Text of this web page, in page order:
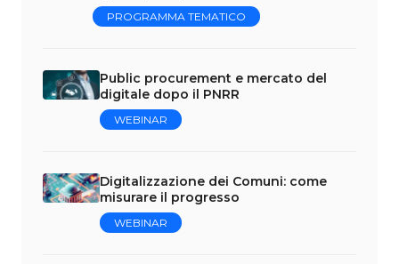
PROGRAMMA TEMATICO
Public procurement e mercato del
digitale dopo il PNRR
WEBINAR
Digitalizzazione dei Comuni: come
misurare il progresso
WEBINAR